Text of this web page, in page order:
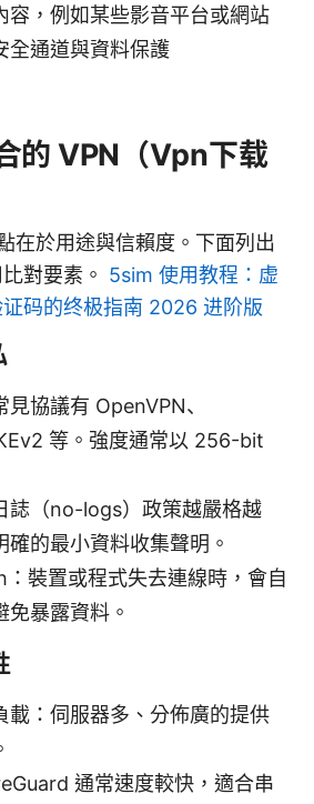
容，例如某些影音平台或網站
全通道與資料保護
的 VPN（Vpn下载
在於用途與信賴度。下面列出
對要素。 5sim 使用教程：虚
码的终极指南 2026 进阶版
協議有 OpenVPN、
等。強度通常以 256-bit
誌（no-logs）政策越嚴格越
確的最小資料收集聲明。
裝置或程式失去連線時，會自
暴露資料。
載：伺服器多、分佈廣的提供
通常速度較快，適合串